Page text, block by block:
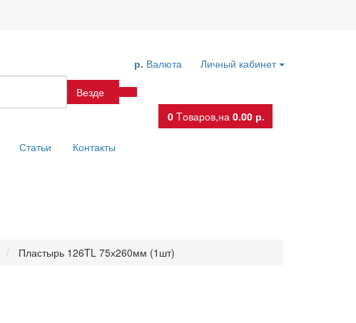
Личный кабинет
р. Валюта
Везде
0 Tоваров,на 0.00 р.
Статьи Контакты
Пластырь 126TL 75х260мм (1шт)